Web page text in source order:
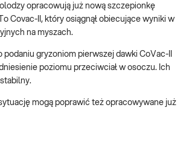
opracowują już nową szczepionkę
Covac-II, który osiągnął obiecujące wyniki w
na myszach.
podaniu gryzoniom pierwszej dawki CoVac-II
poziomu przeciwciał w osoczu. Ich
mogą poprawić też opracowywane już